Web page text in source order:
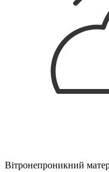
Вітронепроникний